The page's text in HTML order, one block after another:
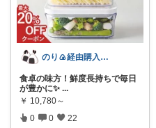
のり🍙経由購入ありがとうございます🍙
食卓の味方！鮮度長持ちで毎日
が豊かに✨ ...
￥ 10,780～
0 0 22